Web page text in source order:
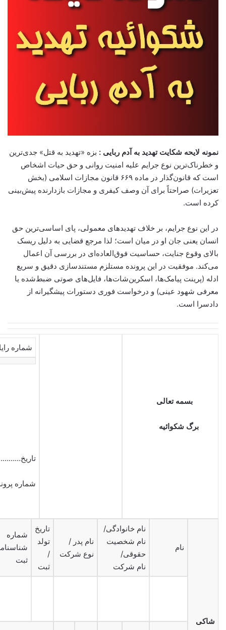
نمونه لایحه شکایت تهدید به آدم ربایی : بزه «تهدید به قتل» جدی‌ترین
و خطرناک‌ترین نوع جرایم علیه امنیت روانی و حق حیات اشخاص
است که قانون‌گذار در ماده ۶۶۹ قانون مجازات اسلامی (بخش
تعزیرات) صراحتاً برای آن وصف کیفری و مجازات بازدارنده پیش‌بینی
کرده است.
در این نوع جرایم، بر خلاف تهدیدهای معمولی، پای اساسی‌ترین حق
انسان یعنی جان او در میان است؛ لذا مرجع قضایی به دلیل ریسک
بالای وقوع جنایت، حساسیت فوق‌العاده‌ای در بررسی آن اعمال
می‌کند. موفقیت در این پرونده مستلزم مستندسازی دقیق و سریع
ادله (پرینت پیامک‌ها، اسکرین‌شات‌ها، فایل‌های صوتی ضبط‌شده یا
معرفی شهود عینی) و درخواست فوری دستورات پیشگیرانه از
دادسرا است.
بسمه تعالی
برگ شکوائیه
شماره رایانه
شماره
شاکی
نام
نام خانوادگی/
نام شخصیت
حقوقی/
نام شرکت
نام پدر /
نوع شرکت
تاریخ
تولد
/
ثبت
شماره
ثبت